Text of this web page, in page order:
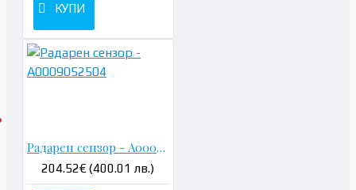
КУПИ
Радарен сензор - A0009052504
204.52€ (400.01 лв.)